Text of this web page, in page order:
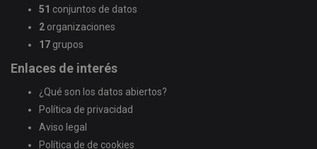
51 conjuntos de datos
2 organizaciones
17 grupos
Enlaces de interés
¿Qué son los datos abiertos?
Política de privacidad
Aviso legal
Política de de cookies